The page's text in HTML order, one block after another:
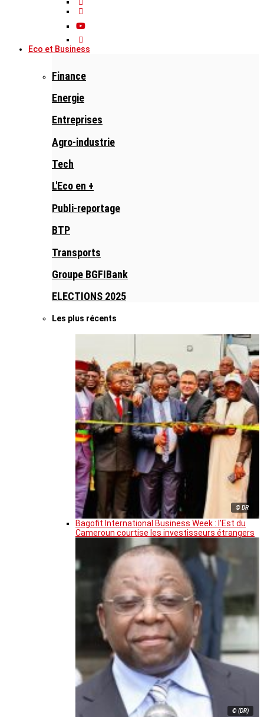
Eco et Business
Finance
Energie
Entreprises
Agro-industrie
Tech
L'Eco en +
Publi-reportage
BTP
Transports
Groupe BGFIBank
ELECTIONS 2025
Les plus récents
© DR
Bagofit International Business Week : l’Est du
Cameroun courtise les investisseurs étrangers
© (DR)